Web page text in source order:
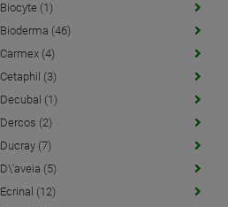
Biocyte (1)
Bioderma (46)
Carmex (4)
Cetaphil (3)
Decubal (1)
Dercos (2)
Ducray (7)
D\'aveia (5)
Ecrinal (12)